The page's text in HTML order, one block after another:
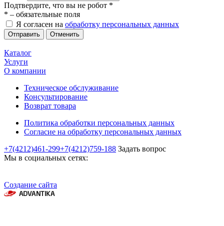
Подтвердите, что вы не робот *
* – обязательные поля
Я согласен на обработку персональных данных
Отменить
Каталог
Услуги
О компании
Техническое обслуживание
Консультирование
Возврат товара
Политика обработки персональных данных
Согласие на обработку персональных данных
+7(4212)461-299+7(4212)759-188 Задать вопрос
Мы в социальных сетях:
Создание сайта